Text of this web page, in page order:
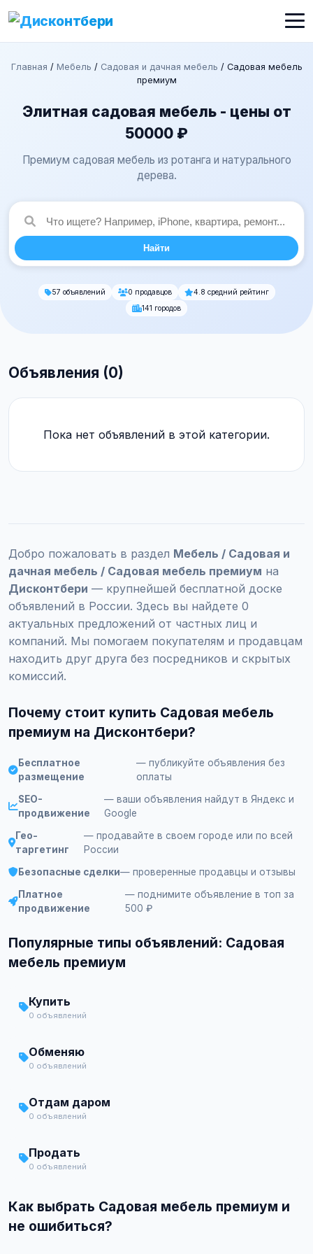
Главная / Мебель / Садовая и дачная мебель / Садовая мебель
премиум
Элитная садовая мебель - цены от
50000 ₽
Премиум садовая мебель из ротанга и натурального
дерева.
Найти
57 объявлений 0 продавцов
4.8 средний рейтинг
141 городов
Объявления (0)
Пока нет объявлений в этой категории.
Добро пожаловать в раздел Мебель / Садовая и
дачная мебель / Садовая мебель премиум на
Дисконтбери — крупнейшей бесплатной доске
объявлений в России. Здесь вы найдете 0
актуальных предложений от частных лиц и
компаний. Мы помогаем покупателям и продавцам
находить друг друга без посредников и скрытых
комиссий.
Почему стоит купить Садовая мебель
премиум на Дисконтбери?
Бесплатное
размещение
— публикуйте объявления без
оплаты
SEO-
продвижение
— ваши объявления найдут в Яндекс и
Google
Гео-
таргетинг
— продавайте в своем городе или по всей
России
Безопасные сделки— проверенные продавцы и отзывы
Платное
продвижение
— поднимите объявление в топ за
500 ₽
Популярные типы объявлений: Садовая
мебель премиум
Купить
0 объявлений
Обменяю
0 объявлений
Отдам даром
0 объявлений
Продать
0 объявлений
Как выбрать Садовая мебель премиум и
не ошибиться?